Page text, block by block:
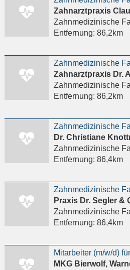
Zahnarztpraxis
Zahnmedizinische
Entfernung: 86,2km
Zahnmedizinische
Zahnarztpraxis Dr.
Zahnmedizinische
Entfernung: 86,2km
Zahnmedizinische
Zahnmedizinische
Entfernung: 86,4km
Zahnmedizinische
Praxis Dr. Segler &
Zahnmedizinische
Entfernung: 86,4km